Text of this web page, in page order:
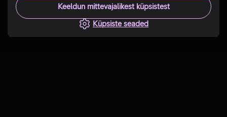
Keeldun mittevajalikest küpsistest
Küpsiste seaded